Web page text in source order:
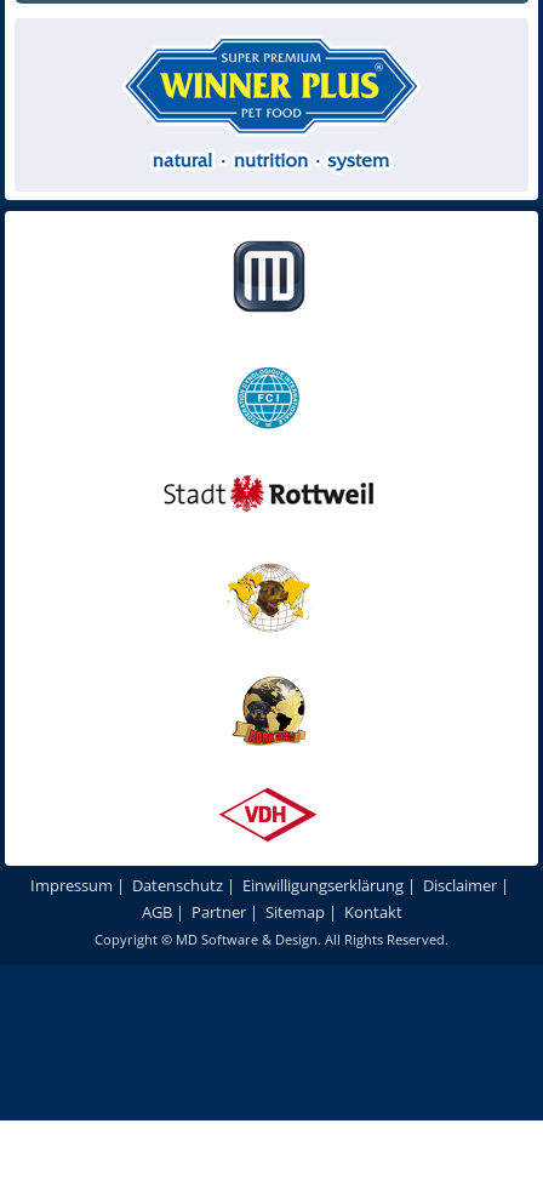
Impressum | Datenschutz | Einwilligungserklärung | Disclaimer |
AGB| Partner| Sitemap| Kontakt
Copyright © MD Software & Design. All Rights Reserved.